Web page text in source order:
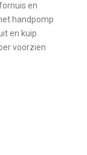
en
handpomp
en kuip.
voorzien